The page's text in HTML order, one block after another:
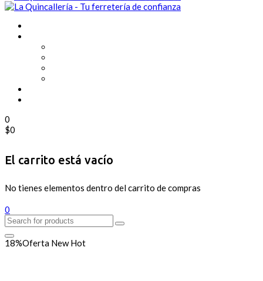
0
$0
El carrito está vacío
No tienes elementos dentro del carrito de compras
0
18%Oferta New Hot